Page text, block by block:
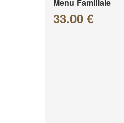
33.00 €